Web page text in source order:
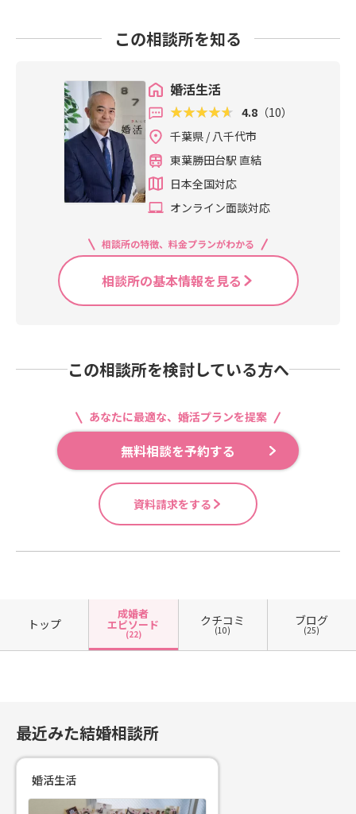
この相談所を知る
婚活生活
4.8 （10）
千葉県 / 八千代市
東葉勝田台駅 直結
日本全国対応
オンライン面談対応
相談所の特徴、料金プランがわかる
相談所の基本情報を見る
この相談所を検討している方へ
あなたに最適な、婚活プランを提案
無料相談を予約する
資料請求をする
トップ
成婚者
エピソード
(22)
クチコミ
(10)
ブログ
(25)
最近みた結婚相談所
婚活生活